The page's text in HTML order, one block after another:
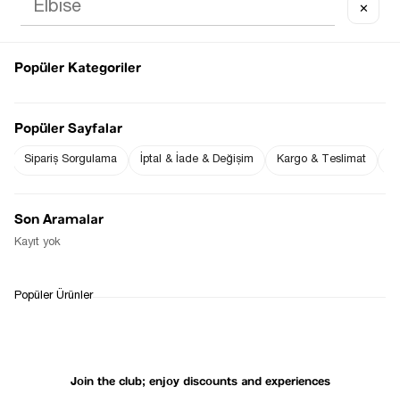
RETURN AND EXCHANGE
Join the club; enjoy discounts and experiences
✕
Popüler Kategoriler
Popüler Sayfalar
Sipariş Sorgulama İptal & İade & Değişim Kargo & Teslimat
Son Aramalar
Kayıt yok
Popüler Ürünler